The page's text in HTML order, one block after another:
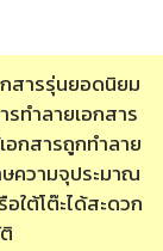
สารรุ่นยอดนิยม
ทำลายเอกสาร
อกสารถูกทำลาย
ษความจุประมาณ
ใต้โต๊ะได้สะดวก